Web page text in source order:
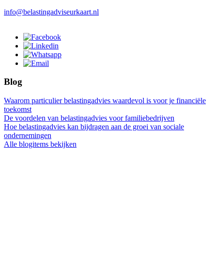
info@belastingadviseurkaart.nl
Blog
Waarom particulier belastingadvies waardevol is voor je financiële
toekomst
De voordelen van belastingadvies voor familiebedrijven
Hoe belastingadvies kan bijdragen aan de groei van sociale
ondernemingen
Alle blogitems bekijken